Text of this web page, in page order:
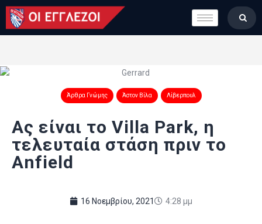
LONDON CALLING
ΚΑΤΗΓΟΡΙΕΣ
ΒΑΘΜΟΛΟΓΙΕΣ
ΟΜΑΔΕΣ
ΠΟΙΟΙ ΕΙΜΑΣΤΕ
Άρθρα Γνώμης Άστον Βίλα Λίβερπουλ
Ας είναι το Villa Park, η
τελευταία στάση πριν το
Anfield
16 Νοεμβρίου, 2021 4:28 μμ